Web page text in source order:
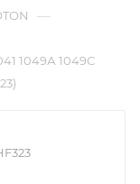
—
1049А 1049С